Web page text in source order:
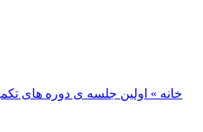
خانه » اولین جلسه ی دوره های